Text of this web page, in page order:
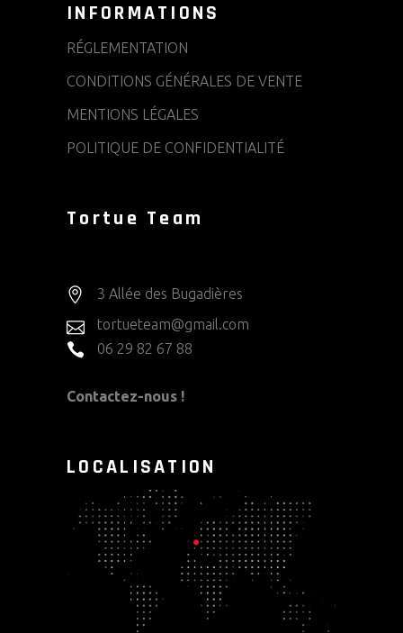
INFORMATIONS
RÉGLEMENTATION
CONDITIONS GÉNÉRALES DE VENTE
MENTIONS LÉGALES
POLITIQUE DE CONFIDENTIALITÉ
Tortue Team
3 Allée des Bugadières
tortueteam@gmail.com
06 29 82 67 88
Contactez-nous !
LOCALISATION